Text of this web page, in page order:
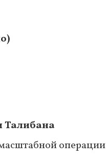
Талибана
операции